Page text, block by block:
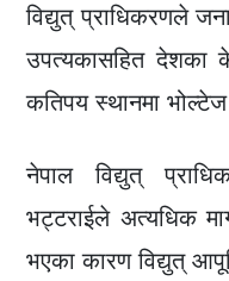
विद्युत् प्राधिकरणले
उपत्यकासहित देशका
कतिपय स्थानमा
नेपाल विद्युत्
भट्टराईले अत्यधिक
भएका कारण विद्युत्